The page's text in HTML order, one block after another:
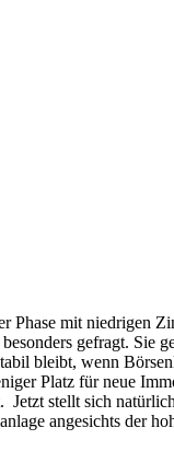
Phase mit niedrigen
gefragt. Sie
bleibt, wenn
Platz für neue
Jetzt stellt sich
angesichts der